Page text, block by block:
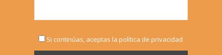
30
Si continúas, aceptas la política de privacidad